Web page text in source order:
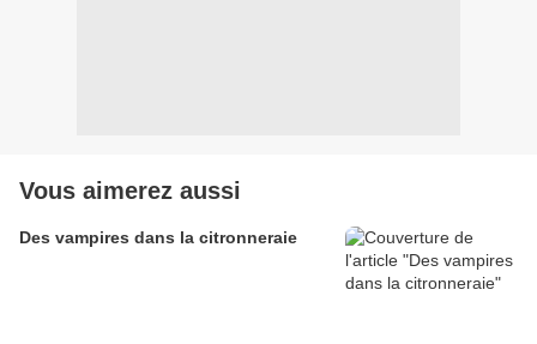
Vous aimerez aussi
Des vampires dans la citronneraie